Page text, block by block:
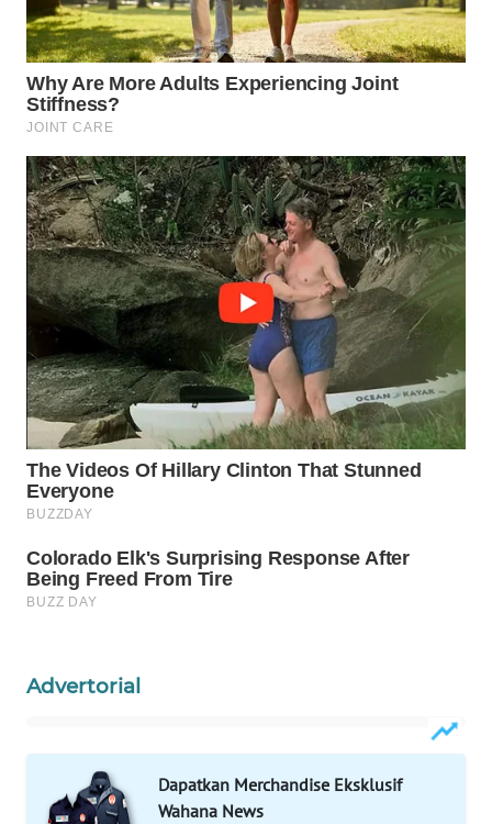
Advertorial
Dapatkan Merchandise Eksklusif
Wahana News
WN
PRIANGAN
TIMUR
WN
WN
SOLO
WN
BOROBUDUR
WN
MADURA
WN
SURABAYA
WN
NATUNA
WN
WN
LIKUPANG